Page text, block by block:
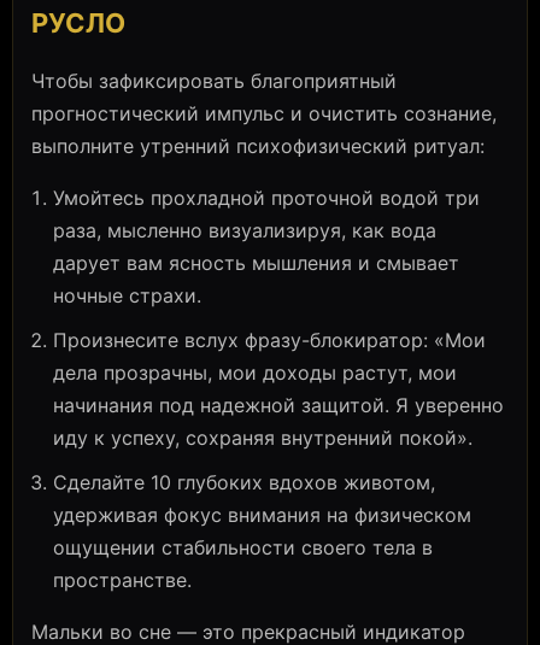
РУСЛО
Чтобы зафиксировать благоприятный
прогностический импульс и очистить сознание,
выполните утренний психофизический ритуал:
Умойтесь прохладной проточной водой три
раза, мысленно визуализируя, как вода
дарует вам ясность мышления и смывает
ночные страхи.
Произнесите вслух фразу-блокиратор: «Мои
дела прозрачны, мои доходы растут, мои
начинания под надежной защитой. Я уверенно
иду к успеху, сохраняя внутренний покой».
Сделайте 10 глубоких вдохов животом,
удерживая фокус внимания на физическом
ощущении стабильности своего тела в
пространстве.
Мальки во сне — это прекрасный индикатор